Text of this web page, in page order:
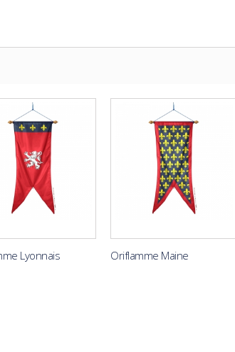
Lyonnais Oriflamme Maine